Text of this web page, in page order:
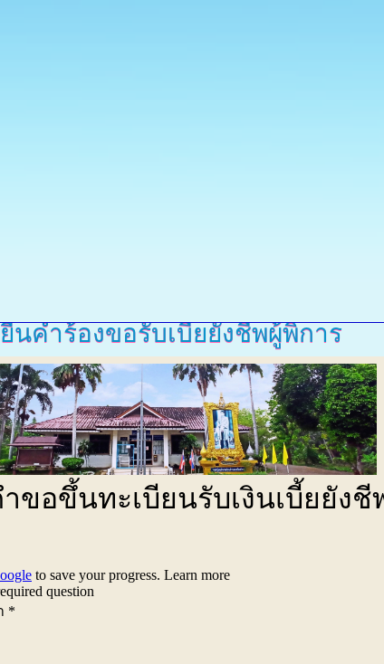
ยื่นคำร้องขอรับเบี้ยยังชีพผู้พิการ